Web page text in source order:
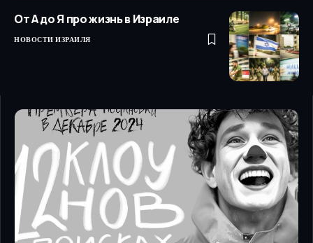
От А до Я про жизнь в Израиле
НОВОСТИ ИЗРАИЛЯ